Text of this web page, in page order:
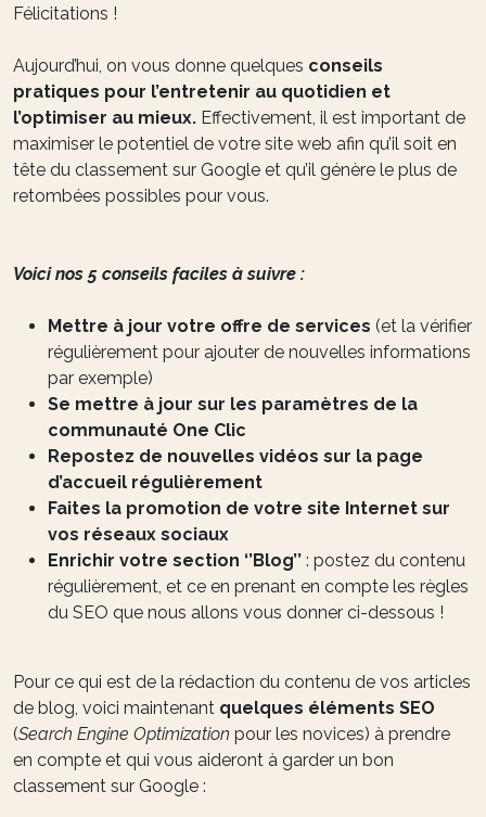
Félicitations !
Aujourd’hui, on vous donne quelques conseils
pratiques pour l’entretenir au quotidien et
l’optimiser au mieux. Effectivement, il est important de
maximiser le potentiel de votre site web afin qu’il soit en
tête du classement sur Google et qu’il génère le plus de
retombées possibles pour vous.
Voici nos 5 conseils faciles à suivre :
Mettre à jour votre offre de services (et la vérifier
régulièrement pour ajouter de nouvelles informations
par exemple)
Se mettre à jour sur les paramètres de la
communauté One Clic
Repostez de nouvelles vidéos sur la page
d’accueil régulièrement
Faites la promotion de votre site Internet sur
vos réseaux sociaux
Enrichir votre section ‘’Blog’’ : postez du contenu
régulièrement, et ce en prenant en compte les règles
du SEO que nous allons vous donner ci-dessous !
Pour ce qui est de la rédaction du contenu de vos articles
de blog, voici maintenant quelques éléments SEO
(Search Engine Optimization pour les novices) à prendre
en compte et qui vous aideront à garder un bon
classement sur Google :